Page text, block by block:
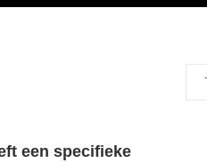
een specifieke